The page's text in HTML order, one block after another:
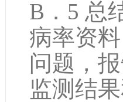
B．5 总
病率资
问题，
监测结